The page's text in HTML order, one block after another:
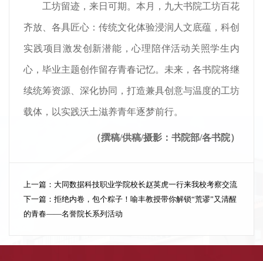
工坊留迹，来日可期。本月，九大书院工坊百花
齐放、各具匠心：传统文化体验浸润人文底蕴，科创
实践项目激发创新潜能，心理陪伴活动关照学生内
心，毕业主题创作留存青春记忆。未来，各书院将继
续统筹资源、深化协同，打造兼具创意与温度的工坊
载体，以实践沃土滋养青年逐梦前行。
（撰稿/供稿/摄影：书院部/各书院）
上一篇： 大同数据科技职业学院校长赵英虎一行来我校考察交流
下一篇： 拒绝内卷，包个粽子！喻丰教授带你解锁“荒谬”又清醒
的青春——名誉院长系列活动